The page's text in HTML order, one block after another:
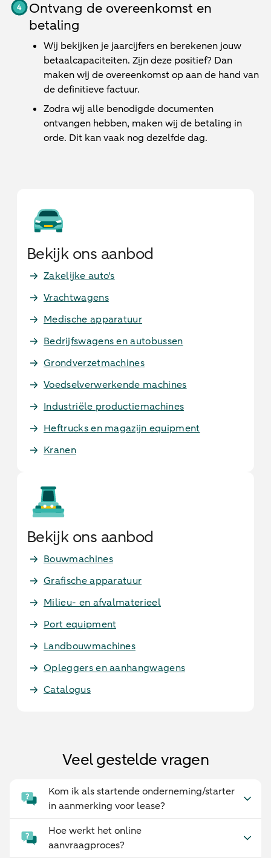
Ontvang de overeenkomst en
betaling
Wij bekijken je jaarcijfers en berekenen jouw
betaalcapaciteiten. Zijn deze positief? Dan
maken wij de overeenkomst op aan de hand van
de definitieve factuur.
Zodra wij alle benodigde documenten
ontvangen hebben, maken wij de betaling in
orde. Dit kan vaak nog dezelfde dag.
Bekijk ons aanbod
Zakelijke auto's
Vrachtwagens
Medische apparatuur
Bedrijfswagens en autobussen
Grondverzetmachines
Voedselverwerkende machines
Industriële productiemachines
Heftrucks en magazijn equipment
Kranen
Bekijk ons aanbod
Bouwmachines
Grafische apparatuur
Milieu- en afvalmaterieel
Port equipment
Landbouwmachines
Opleggers en aanhangwagens
Catalogus
Veel gestelde vragen
Kom ik als startende onderneming/starter
in aanmerking voor lease?
Hoe werkt het online
aanvraagproces?